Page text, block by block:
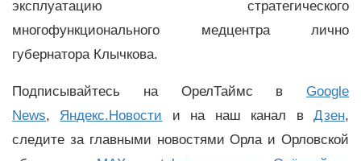
эксплуатацию стратегического
многофункционального медцентра лично
губернатора Клычкова.
Подписывайтесь на ОрелТаймс в Google
News, Яндекс.Новости и на наш канал вДзен,
следите за главными новостями Орла и Орловской